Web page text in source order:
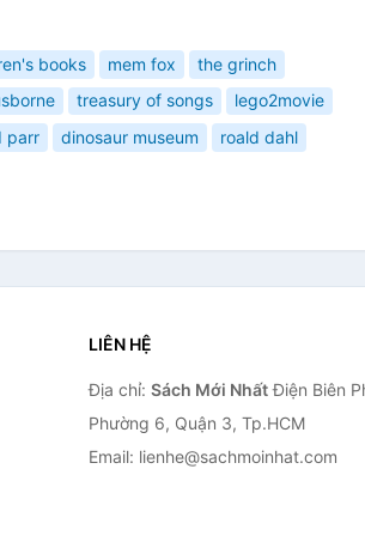
books mem fox
the grinch
treasury of songs
lego2movie
parr dinosaur museum
roald dahl
LIÊN HỆ
Địa chỉ: Sách Mới NhấtĐiện Biên
Phường 6, Quận 3, Tp.HCM
Email: lienhe@sachmoinhat.com